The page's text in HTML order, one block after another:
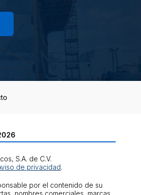
S.A. de C.V.
de privacidad.
por el contenido de su
nombres comerciales, marcas